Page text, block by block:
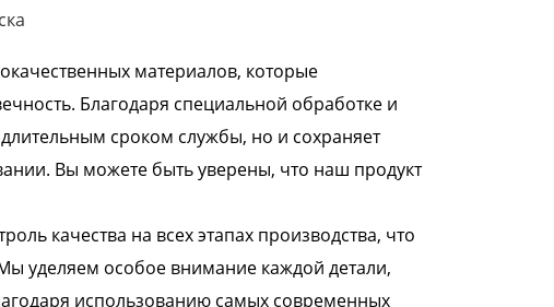
материалов, которые
Благодаря специальной обработке и
сроком службы, но и сохраняет
Вы можете быть уверены, что наш продукт
качества на всех этапах производства, что
уделяем особое внимание каждой детали,
использованию самых современных